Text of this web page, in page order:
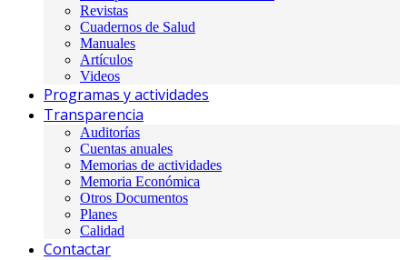
Revistas
Cuadernos de Salud
Manuales
Artículos
Videos
Programas y actividades
Transparencia
Auditorías
Cuentas anuales
Memorias de actividades
Memoria Económica
Otros Documentos
Planes
Calidad
Contactar